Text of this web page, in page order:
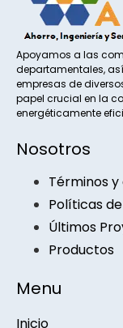
Apoyamos a las
departamentales,
empresas de
papel crucial en la
energéticamente
Nosotros
Términos
Políticas
Últimos
Productos
Menu
Inicio